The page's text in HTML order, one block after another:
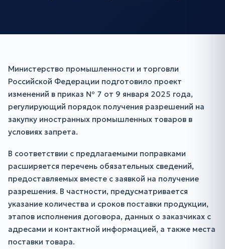
Министерство промышленности и торговли
Российской Федерации подготовило проект
изменений в приказ № 7 от 9 января 2025 года,
регулирующий порядок получения разрешений на
закупку иностранных промышленных товаров в
условиях запрета.
В соответствии с предлагаемыми поправками
расширяется перечень обязательных сведений,
предоставляемых вместе с заявкой на получение
разрешения. В частности, предусматривается
указание количества и сроков поставки продукции,
этапов исполнения договора, данных о заказчиках с
адресами и контактной информацией, а также места
поставки товара.